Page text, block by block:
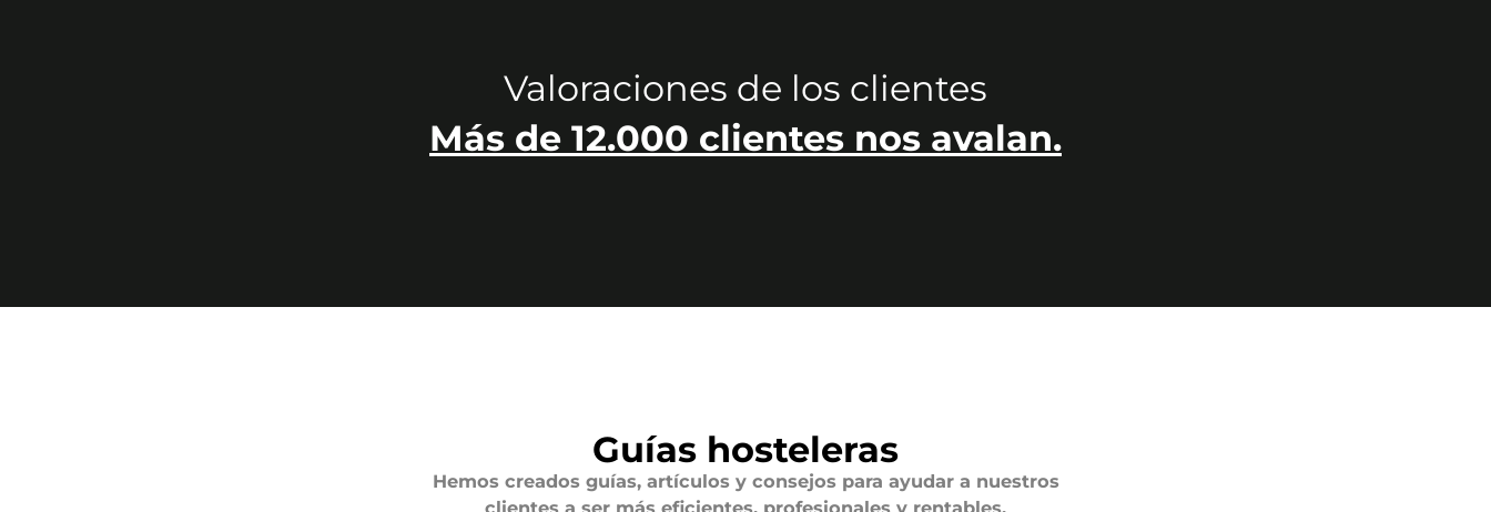
Valoraciones de los clientes
Más de 12.000 clientes nos avalan.
Guías hosteleras
Hemos creados guías, artículos y consejos para ayudar a nuestros
clientes a ser más eficientes, profesionales y rentables.